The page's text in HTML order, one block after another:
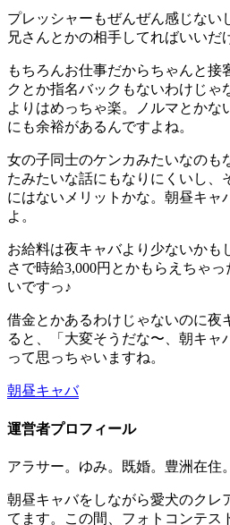
プレッシャーもぜんぜん感じない
兄さんとかの相手してればいい
もちろんお仕事だからちゃんと接
クとか指名バックもないわけじゃ
よりはめっちゃ楽。ノルマとかな
にも余裕があるんですよね。
女の子同士のケンカみたいなのも
たみたいな話にもなりにくいし、
にはないメリットかな。朝昼キャ
よ。
お給料は夜キャバより少ないかも
さで時給3,000円とかもらえちゃ
いですっ♪
借金とかあるわけじゃないのに夜
ると、「大変そうだな〜、朝キャ
って思っちゃいますね。
朝昼キャバ
運営者プロフィール
アラサー。ゆみ。既婚。豊洲在住。
朝昼キャバをしながら愛犬のクレ
てます。この間、フォトコンテス